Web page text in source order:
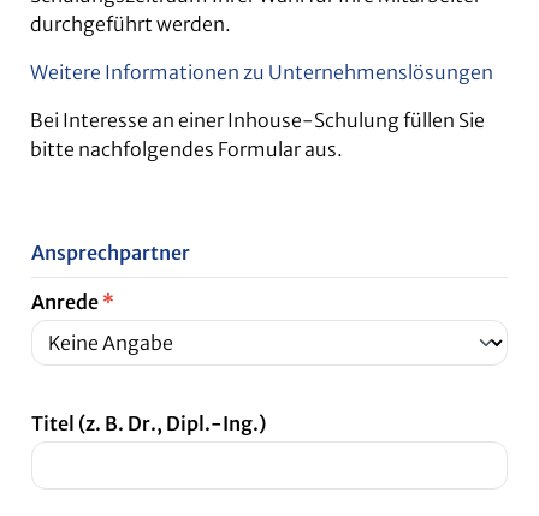
durchgeführt werden.
Weitere Informationen zu Unternehmenslösungen
Bei Interesse an einer Inhouse-Schulung füllen Sie
bitte nachfolgendes Formular aus.
Ansprechpartner
Anrede *
Titel (z. B. Dr., Dipl.-Ing.)